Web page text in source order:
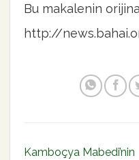
Bu makalenin
http://
Kamboçya Mabedi’nin